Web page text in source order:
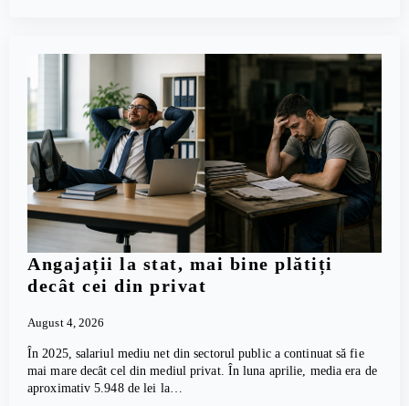
Angajații la stat, mai bine plătiți
decât cei din privat
August 4, 2026
În 2025, salariul mediu net din sectorul public a continuat să fie
mai mare decât cel din mediul privat. În luna aprilie, media era de
aproximativ 5.948 de lei la…